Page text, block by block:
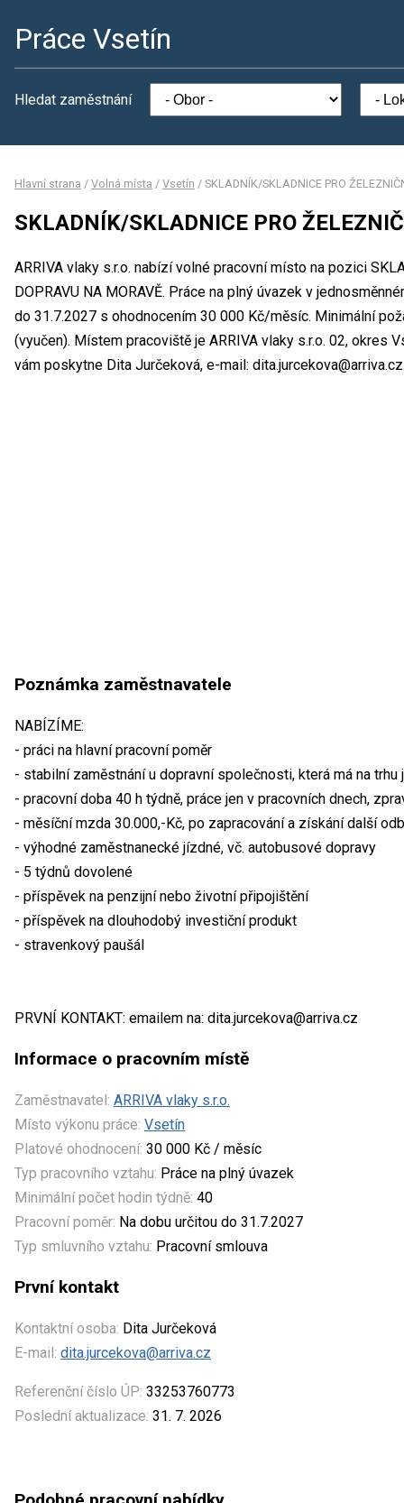
Práce Vsetín
Hledat zaměstnání
Hlavní strana / Volná místa / Vsetín / SKLADNÍK/SKLADNICE PRO
SKLADNÍK/SKLADNICE PRO
ARRIVA vlaky s.r.o. nabízí volné pracovní místo na pozici
DOPRAVU NA MORAVĚ. Práce na plný úvazek v
do 31.7.2027 s ohodnocením 30 000 Kč/měsíc. Minimální
(vyučen). Místem pracoviště je ARRIVA vlaky s.r.o. 02, okres
vám poskytne Dita Jurčeková, e-mail:
Poznámka zaměstnavatele
NABÍZÍME:
- práci na hlavní pracovní poměr
- stabilní zaměstnání u dopravní společnosti, která má na
- pracovní doba 40 h týdně, práce jen v pracovních dnech,
- měsíční mzda 30.000,-Kč, po zapracování a získání další
- výhodné zaměstnanecké jízdné, vč. autobusové dopravy
- 5 týdnů dovolené
- příspěvek na penzijní nebo životní připojištění
- příspěvek na dlouhodobý investiční produkt
- stravenkový paušál
PRVNÍ KONTAKT: emailem na: dita.jurcekova@arriva.cz
Informace o pracovním místě
Zaměstnavatel: ARRIVA vlaky s.r.o.
Místo výkonu práce: Vsetín
Platové ohodnocení: 30 000 Kč / měsíc
Typ pracovního vztahu: Práce na plný úvazek
Minimální počet hodin týdně: 40
Pracovní poměr: Na dobu určitou do 31.7.2027
Typ smluvního vztahu: Pracovní smlouva
První kontakt
Kontaktní osoba: Dita Jurčeková
E-mail: dita.jurcekova@arriva.cz
Referenční číslo ÚP: 33253760773
Poslední aktualizace: 31. 7. 2026